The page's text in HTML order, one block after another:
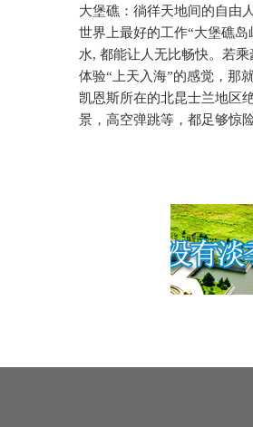
大堡礁：徜徉天地间的自由人
世界上最好的工作“大堡礁
水, 都能让人无比畅快。若
体验“上天入海”的感觉，那
凯恩斯所在的北昆士兰地区
景，高空弹跳等，都足够惊险